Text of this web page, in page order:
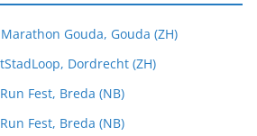
Gouda, Gouda (ZH)
Dordrecht (ZH)
Fest, Breda (NB)
Fest, Breda (NB)